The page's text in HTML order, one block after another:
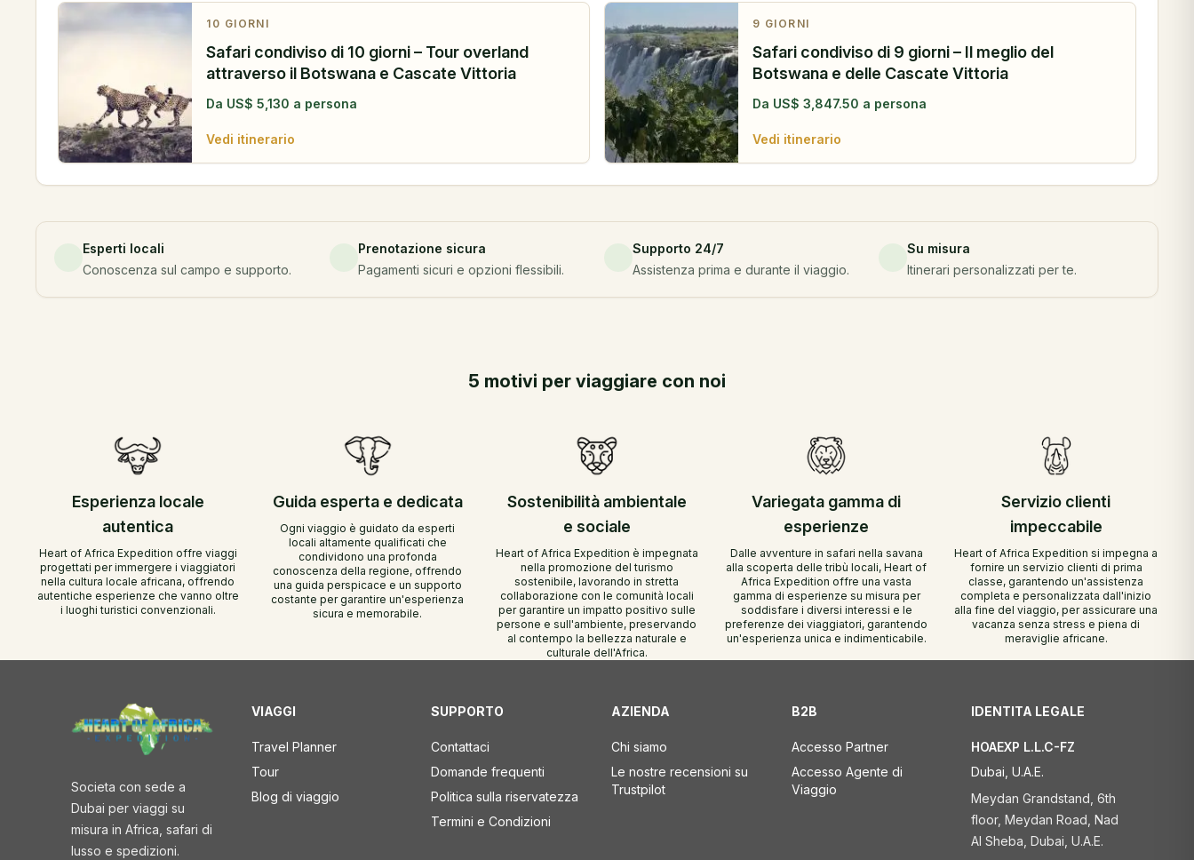
10 GIORNI
Safari condiviso di 10 giorni – Tour overland
attraverso il Botswana e Cascate Vittoria
Da US$5,130 a persona
Vedi itinerario
9 GIORNI
Safari condiviso di 9 giorni – Il meglio del
Botswana e delle Cascate Vittoria
Da US$ 3,847.50 a persona
Vedi itinerario
Esperti locali
Conoscenza sul campo e supporto.
Prenotazione sicura
Pagamenti sicuri e opzioni flessibili.
Supporto 24/7
Assistenza prima e durante il viaggio.
Su misura
Itinerari personalizzati per te.
5 motivi per viaggiare con noi
Esperienza locale
autentica
Heart of Africa Expedition offre viaggi
progettati per immergere i viaggiatori
nella cultura locale africana, offrendo
autentiche esperienze che vanno oltre
i luoghi turistici convenzionali.
Guida esperta e dedicata
Ogni viaggio è guidato da esperti
locali altamente qualificati che
condividono una profonda
conoscenza della regione, offrendo
una guida perspicace e un supporto
costante per garantire un'esperienza
sicura e memorabile.
Sostenibilità ambientale
e sociale
Heart of Africa Expedition è impegnata
nella promozione del turismo
sostenibile, lavorando in stretta
collaborazione con le comunità locali
per garantire un impatto positivo sulle
persone e sull'ambiente, preservando
al contempo la bellezza naturale e
culturale dell'Africa.
Variegata gamma di
esperienze
Dalle avventure in safari nella savana
alla scoperta delle tribù locali, Heart of
Africa Expedition offre una vasta
gamma di esperienze su misura per
soddisfare i diversi interessi e le
preferenze dei viaggiatori, garantendo
un'esperienza unica e indimenticabile.
Servizio clienti
impeccabile
Heart of Africa Expedition si impegna a
fornire un servizio clienti di prima
classe, garantendo un'assistenza
completa e personalizzata dall'inizio
alla fine del viaggio, per assicurare una
vacanza senza stress e piena di
meraviglie africane.
Societa con sede a
Dubai per viaggi su
misura in Africa, safari di
lusso e spedizioni.
VIAGGI
Travel Planner
Tour
Blog di viaggio
SUPPORTO
Contattaci
Domande frequenti
Politica sulla riservatezza
Termini e Condizioni
AZIENDA
Chi siamo
Le nostre recensioni su
Trustpilot
B2B
Accesso Partner
Accesso Agente di
Viaggio
IDENTITA LEGALE
HOAEXP L.L.C-FZ
Dubai, U.A.E.
Meydan Grandstand, 6th
floor, Meydan Road, Nad
Al Sheba, Dubai, U.A.E.